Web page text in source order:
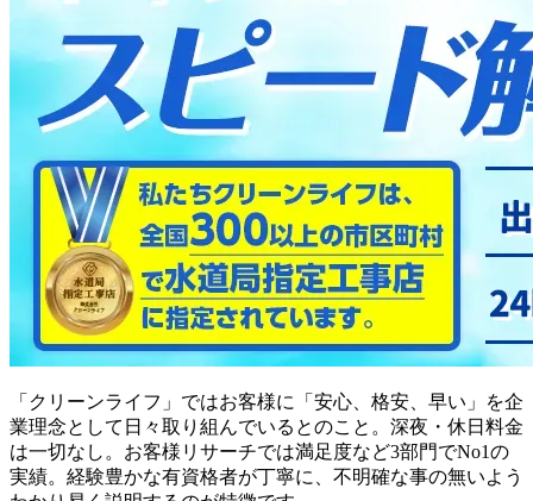
「クリーンライフ」ではお客様に「安心、格安、早い」を企
業理念として日々取り組んでいるとのこと。深夜・休日料金
は一切なし。お客様リサーチでは満足度など3部門でNo1の
実績。経験豊かな有資格者が丁寧に、不明確な事の無いよう